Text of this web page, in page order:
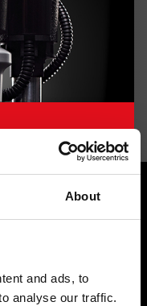
About
and ads, to
analyse our traffic.
aj